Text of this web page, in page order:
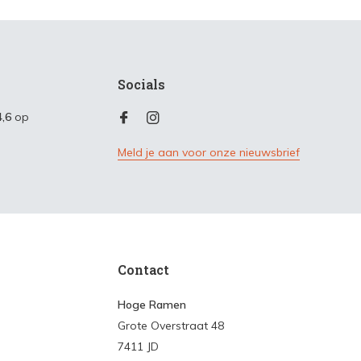
op
Socials
Meld je aan voor onze nieuwsbrief
Contact
Hoge Ramen
Grote Overstraat 48
7411 JD